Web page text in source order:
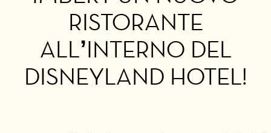
RISTORANTE
ALL’INTERNO DEL
DISNEYLAND HOTEL!